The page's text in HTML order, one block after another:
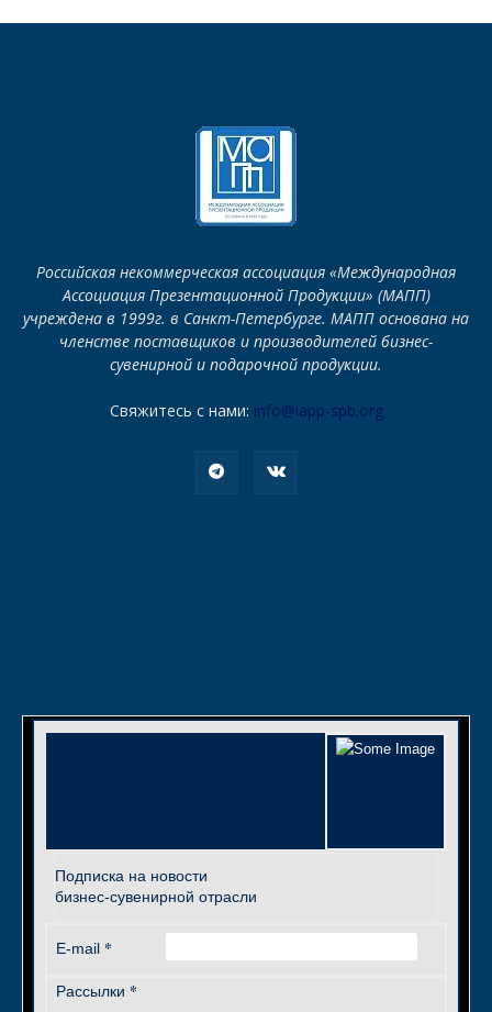
Российская некоммерческая ассоциация «Международная
Ассоциация Презентационной Продукции» (МАПП)
учреждена в 1999г. в Санкт-Петербурге. МАПП основана на
членстве поставщиков и производителей бизнес-
сувенирной и подарочной продукции.
Свяжитесь с нами: info@iapp-spb.org
Подписка на новости
бизнес-сувенирной отрасли
E-mail *
Рассылки *